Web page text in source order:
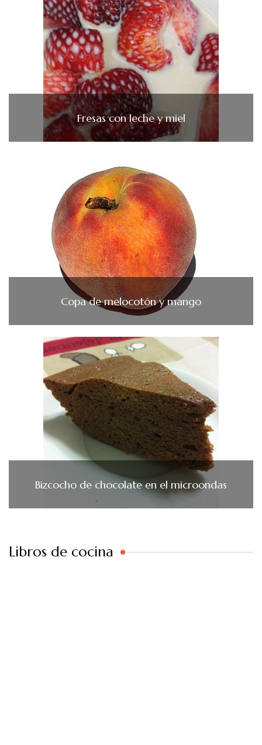
Fresas con leche y miel
Copa de melocotón y mango
Bizcocho de chocolate en el microondas
Libros de cocina